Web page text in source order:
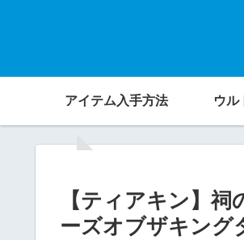
アイテム入手方法 ウル
【ティアキン】
ーズオブザキング